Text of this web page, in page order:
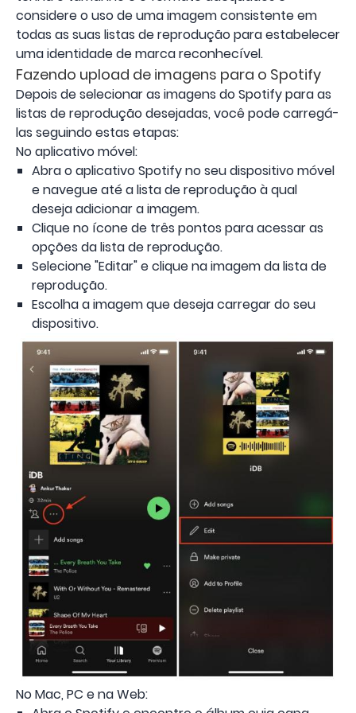
considere o uso de uma imagem consistente em
todas as suas listas de reprodução para estabelecer
uma identidade de marca reconhecível.
Fazendo upload de imagens para o Spotify
Depois de selecionar as imagens do Spotify para as
listas de reprodução desejadas, você pode carregá-
las seguindo estas etapas:
No aplicativo móvel:
Abra o aplicativo Spotify no seu dispositivo móvel
e navegue até a lista de reprodução à qual
deseja adicionar a imagem.
Clique no ícone de três pontos para acessar as
opções da lista de reprodução.
Selecione "Editar" e clique na imagem da lista de
reprodução.
Escolha a imagem que deseja carregar do seu
dispositivo.
No Mac, PC e na Web: